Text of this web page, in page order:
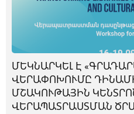
ՄԵԿՆԱՐԿԵԼ Է
ՎԵՐԱՓՈԽՈՒՄԸ
ՄՇԱԿՈՒԹԱՅԻՆ
ՎԵՐԱՊԱՏՐԱՍՏՄԱՆ